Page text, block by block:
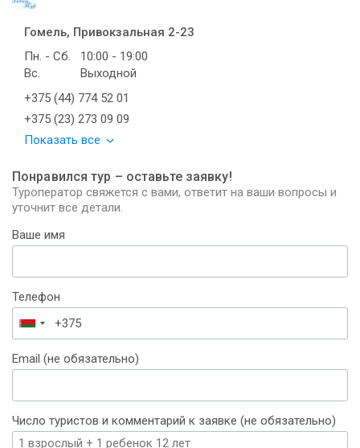
Гомель, Привокзальная 2-23
Пн. - Сб.
10:00 - 19:00
Вс.
Выходной
+375 (44) 774 52 01
+375 (23) 273 09 09
Показать все
Понравился тур – оставьте заявку!
Туроператор свяжется с вами, ответит на ваши вопросы и
уточнит все детали.
Ваше имя
Телефон
Беларусь
+375
Email (не обязательно)
Число туристов и комментарий к заявке (не обязательно)